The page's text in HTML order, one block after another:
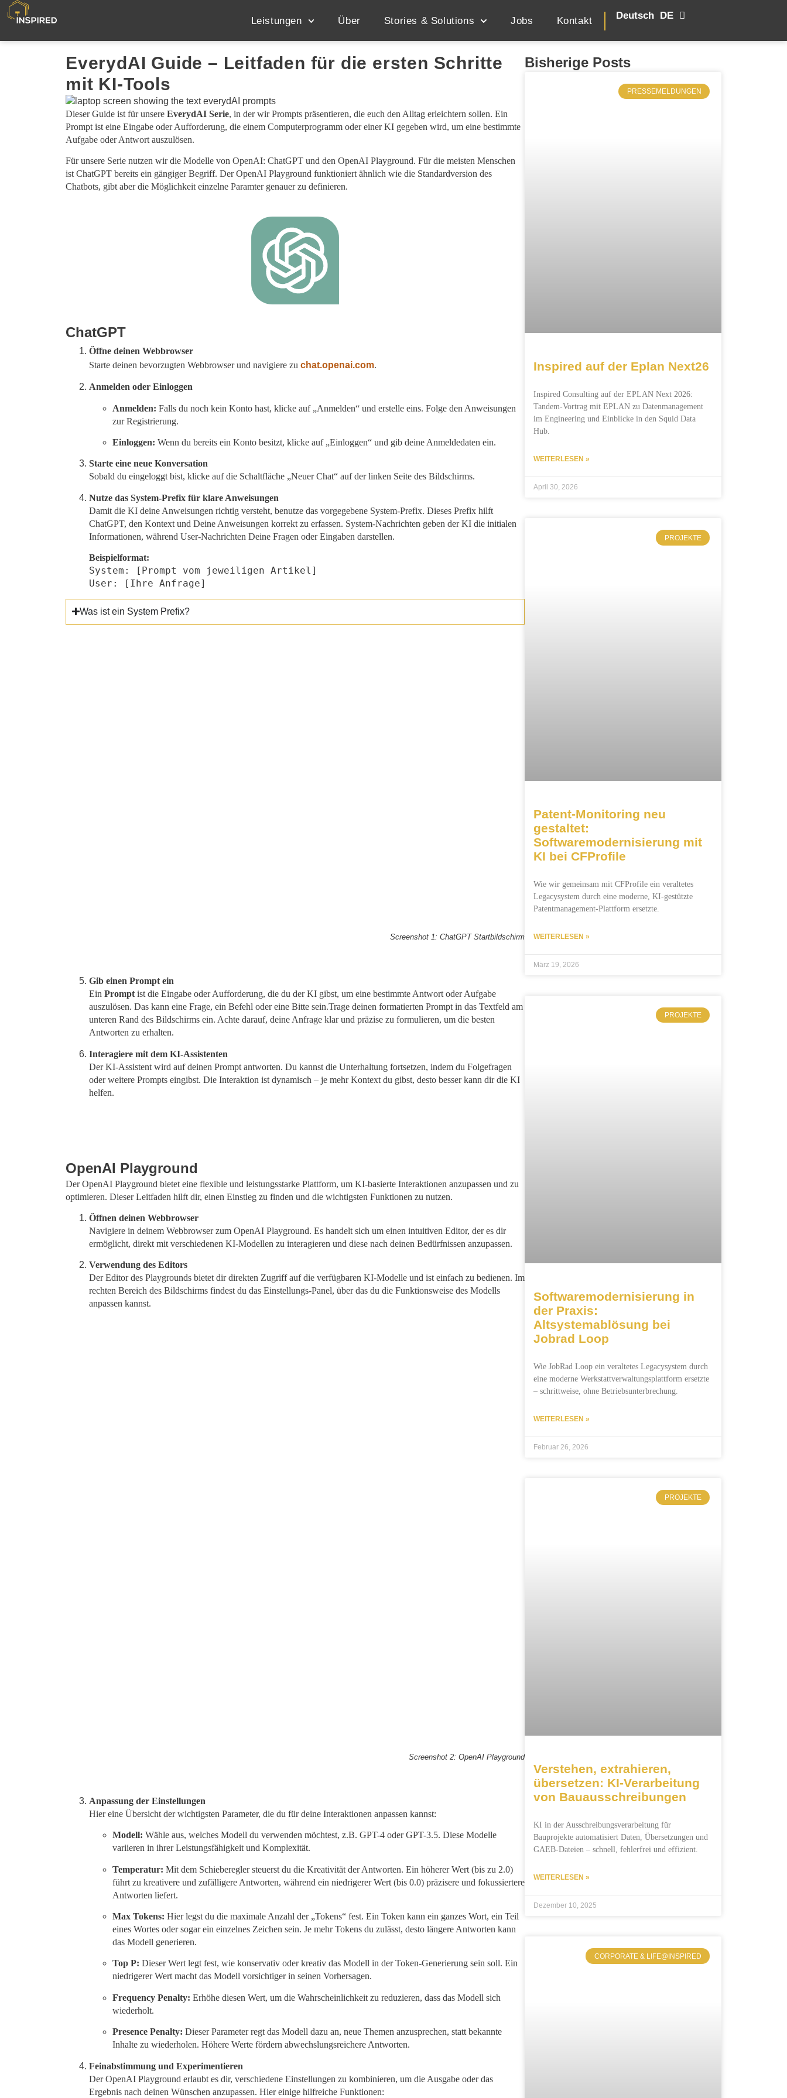
Leistungen Über Stories & Solutions Jobs Kontakt Deutsch DE
English EN
EverydAI Guide – Leitfaden für die ersten Schritte
mit KI-Tools
Dieser Guide ist für unsere EverydAI Serie, in der wir Prompts präsentieren, die euch den Alltag erleichtern sollen. Ein
Prompt ist eine Eingabe oder Aufforderung, die einem Computerprogramm oder einer KI gegeben wird, um eine bestimmte
Aufgabe oder Antwort auszulösen.
Für unsere Serie nutzen wir die Modelle von OpenAI: ChatGPT und den OpenAI Playground. Für die meisten Menschen
ist ChatGPT bereits ein gängiger Begriff. Der OpenAI Playground funktioniert ähnlich wie die Standardversion des
Chatbots, gibt aber die Möglichkeit einzelne Paramter genauer zu definieren.
ChatGPT
Öffne deinen Webbrowser
Starte deinen bevorzugten Webbrowser und navigiere zu chat.openai.com.
Anmelden oder Einloggen
Anmelden: Falls du noch kein Konto hast, klicke auf „Anmelden“ und erstelle eins. Folge den Anweisungen
zur Registrierung.
Einloggen: Wenn du bereits ein Konto besitzt, klicke auf „Einloggen“ und gib deine Anmeldedaten ein.
Starte eine neue Konversation
Sobald du eingeloggt bist, klicke auf die Schaltfläche „Neuer Chat“ auf der linken Seite des Bildschirms.
Nutze das System-Prefix für klare Anweisungen
Damit die KI deine Anweisungen richtig versteht, benutze das vorgegebene System-Prefix. Dieses Prefix hilft
ChatGPT, den Kontext und Deine Anweisungen korrekt zu erfassen. System-Nachrichten geben der KI die initialen
Informationen, während User-Nachrichten Deine Fragen oder Eingaben darstellen.
Beispielformat:
System: [Prompt vom jeweiligen Artikel]
User: [Ihre Anfrage]
Was ist ein System Prefix?
Screenshot 1: ChatGPT Startbildschirm
Gib einen Prompt ein
Ein Prompt ist die Eingabe oder Aufforderung, die du der KI gibst, um eine bestimmte Antwort oder Aufgabe
auszulösen. Das kann eine Frage, ein Befehl oder eine Bitte sein.Trage deinen formatierten Prompt in das Textfeld am
unteren Rand des Bildschirms ein. Achte darauf, deine Anfrage klar und präzise zu formulieren, um die besten
Antworten zu erhalten.
Interagiere mit dem KI-Assistenten
Der KI-Assistent wird auf deinen Prompt antworten. Du kannst die Unterhaltung fortsetzen, indem du Folgefragen
oder weitere Prompts eingibst. Die Interaktion ist dynamisch – je mehr Kontext du gibst, desto besser kann dir die KI
helfen.
OpenAI Playground
Der OpenAI Playground bietet eine flexible und leistungsstarke Plattform, um KI-basierte Interaktionen anzupassen und zu
optimieren. Dieser Leitfaden hilft dir, einen Einstieg zu finden und die wichtigsten Funktionen zu nutzen.
Öffnen deinen Webbrowser
Navigiere in deinem Webbrowser zum OpenAI Playground. Es handelt sich um einen intuitiven Editor, der es dir
ermöglicht, direkt mit verschiedenen KI-Modellen zu interagieren und diese nach deinen Bedürfnissen anzupassen.
Verwendung des Editors
Der Editor des Playgrounds bietet dir direkten Zugriff auf die verfügbaren KI-Modelle und ist einfach zu bedienen. Im
rechten Bereich des Bildschirms findest du das Einstellungs-Panel, über das du die Funktionsweise des Modells
anpassen kannst.
Screenshot 2: OpenAI Playground
Anpassung der Einstellungen
Hier eine Übersicht der wichtigsten Parameter, die du für deine Interaktionen anpassen kannst:
Modell: Wähle aus, welches Modell du verwenden möchtest, z.B. GPT-4 oder GPT-3.5. Diese Modelle
variieren in ihrer Leistungsfähigkeit und Komplexität.
Temperatur: Mit dem Schieberegler steuerst du die Kreativität der Antworten. Ein höherer Wert (bis zu 2.0)
führt zu kreativere und zufälligere Antworten, während ein niedrigerer Wert (bis 0.0) präzisere und fokussiertere
Antworten liefert.
Max Tokens: Hier legst du die maximale Anzahl der „Tokens“ fest. Ein Token kann ein ganzes Wort, ein Teil
eines Wortes oder sogar ein einzelnes Zeichen sein. Je mehr Tokens du zulässt, desto längere Antworten kann
das Modell generieren.
Top P: Dieser Wert legt fest, wie konservativ oder kreativ das Modell in der Token-Generierung sein soll. Ein
niedrigerer Wert macht das Modell vorsichtiger in seinen Vorhersagen.
Frequency Penalty: Erhöhe diesen Wert, um die Wahrscheinlichkeit zu reduzieren, dass das Modell sich
wiederholt.
Presence Penalty: Dieser Parameter regt das Modell dazu an, neue Themen anzusprechen, statt bekannte
Inhalte zu wiederholen. Höhere Werte fördern abwechslungsreichere Antworten.
Feinabstimmung und Experimentieren
Der OpenAI Playground erlaubt es dir, verschiedene Einstellungen zu kombinieren, um die Ausgabe oder das
Ergebnis nach deinen Wünschen anzupassen. Hier einige hilfreiche Funktionen:
Bisherige Posts
PRESSEMELDUNGEN
Inspired auf der Eplan Next26
Inspired Consulting auf der EPLAN Next 2026:
Tandem-Vortrag mit EPLAN zu Datenmanagement
im Engineering und Einblicke in den Squid Data
Hub.
WEITERLESEN »
April 30, 2026
PROJEKTE
Patent-Monitoring neu
gestaltet:
Softwaremodernisierung mit
KI bei CFProfile
Wie wir gemeinsam mit CFProfile ein veraltetes
Legacysystem durch eine moderne, KI-gestützte
Patentmanagement-Plattform ersetzte.
WEITERLESEN »
März 19, 2026
PROJEKTE
Softwaremodernisierung in
der Praxis:
Altsystemablösung bei
Jobrad Loop
Wie JobRad Loop ein veraltetes Legacysystem durch
eine moderne Werkstattverwaltungsplattform ersetzte
– schrittweise, ohne Betriebsunterbrechung.
WEITERLESEN »
Februar 26, 2026
PROJEKTE
Verstehen, extrahieren,
übersetzen: KI-Verarbeitung
von Bauausschreibungen
KI in der Ausschreibungsverarbeitung für
Bauprojekte automatisiert Daten, Übersetzungen und
GAEB-Dateien – schnell, fehlerfrei und effizient.
WEITERLESEN »
Dezember 10, 2025
CORPORATE & LIFE@INSPIRED